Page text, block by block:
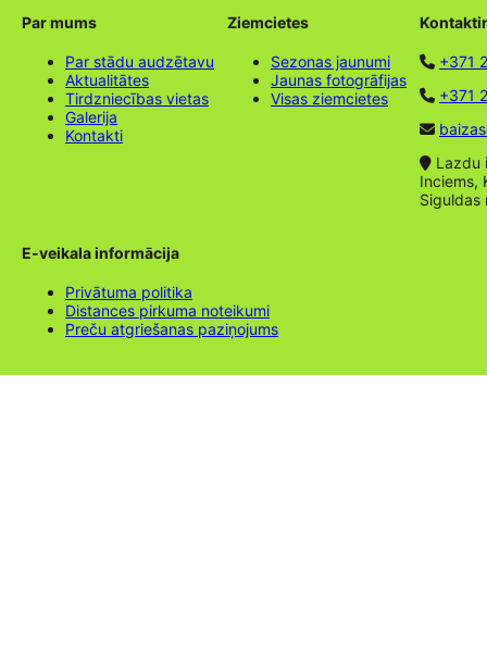
Par mums
Par stādu audzētavu
Aktualitātes
Tirdzniecības vietas
Galerija
Kontakti
Ziemcietes
Sezonas jaunumi
Jaunas fotogrāfijas
Visas ziemcietes
+371
+371
Lazdu
Inciems,
Siguldas
E-veikala informācija
Privātuma politika
Distances pirkuma noteikumi
Preču atgriešanas paziņojums